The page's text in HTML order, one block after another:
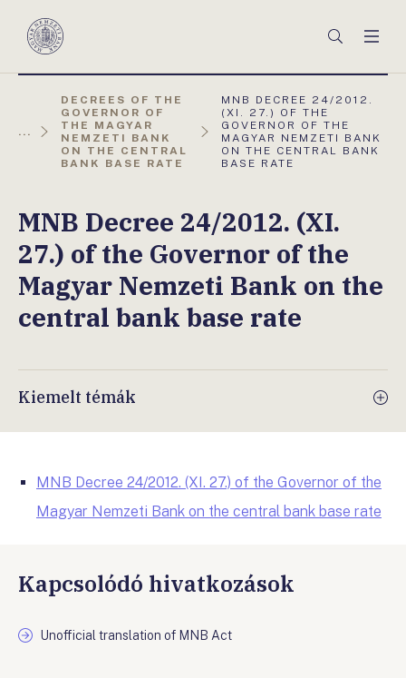
Magyar
Keresés
...
DECREES OF THE
GOVERNOR OF
THE MAGYAR
NEMZETI BANK
ON THE CENTRAL
BANK BASE RATE
AKTUÁLIS
OLDAL:
MNB DECREE 24/2012.
(XI. 27.) OF THE
GOVERNOR OF THE
MAGYAR NEMZETI BANK
ON THE CENTRAL BANK
BASE RATE
MNB Decree 24/2012. (XI.
27.) of the Governor of the
Magyar Nemzeti Bank on the
central bank base rate
Kiemelt témák
MNB Decree 24/2012. (XI. 27.) of the Governor of the
Magyar Nemzeti Bank on the central bank base rate
Kapcsolódó hivatkozások
Unofficial translation of MNB Act